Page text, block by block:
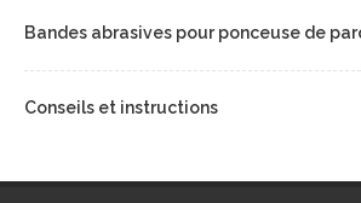
Bandes abrasives pour ponceuse de
Conseils et instructions